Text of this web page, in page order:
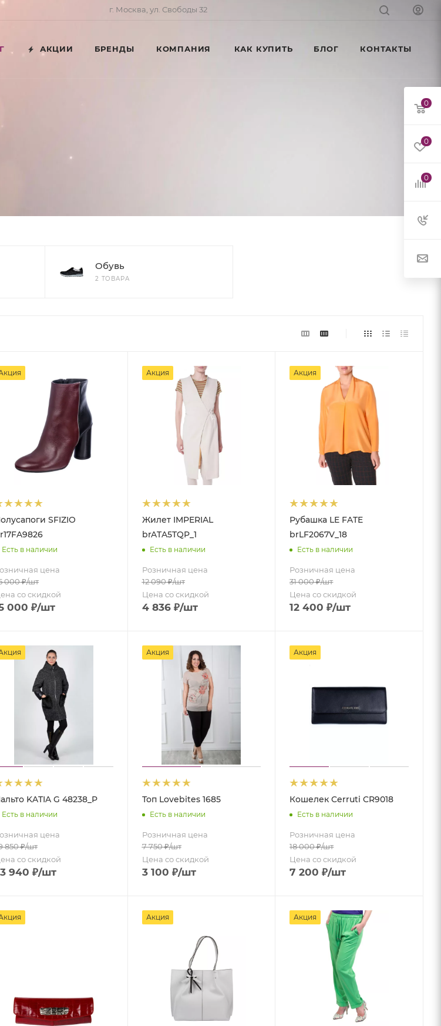
г. Москва, ул. Свободы 32
АКЦИИ БРЕНДЫ КОМПАНИЯ КАК КУПИТЬ БЛОГ КОНТАКТЫ
Обувь
2 ТОВАРА
SFIZIO
Есть в наличии
цена
000₽/шт
со скидкой
000 ₽/шт
Акция
Жилет IMPERIAL
brATA5TQP_1
Есть в наличии
Розничная цена
12 090₽/шт
Цена со скидкой
4 836₽/шт
Акция
Рубашка LE FATE
brLF2067V_18
Есть в наличии
Розничная цена
31 000₽/шт
Цена со скидкой
12 400 ₽/шт
KATIA G 48238_P
Есть в наличии
цена
850₽/шт
со скидкой
940 ₽/шт
Акция
Топ Lovebites 1685
Есть в наличии
Розничная цена
7 750₽/шт
Цена со скидкой
3 100 ₽/шт
Акция
Кошелек Cerruti CR9018
Есть в наличии
Розничная цена
18 000₽/шт
Цена со скидкой
7 200 ₽/шт
Акция Акция
0
0
0